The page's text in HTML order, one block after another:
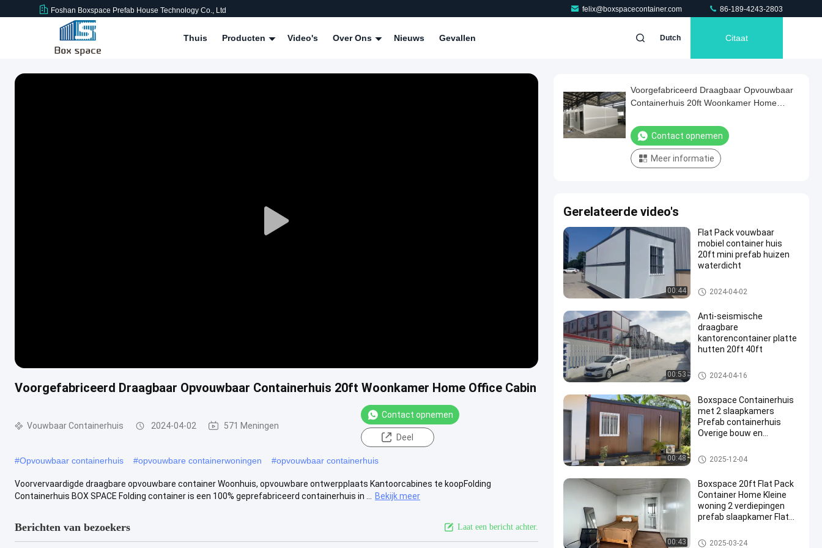
Foshan Boxspace Prefab House Technology Co., Ltd felix@boxspacecontainer.com 86-189-4243-2803
Thuis Producten Video's Over Ons Nieuws Gevallen Dutch Citaat
Play
Voorgefabriceerd Draagbaar Opvouwbaar Containerhuis 20ft Woonkamer Home Office Cabin
Vouwbaar Containerhuis 2024-04-02 571 Meningen
Contact opnemen
Deel
#Opvouwbaar containerhuis #opvouwbare containerwoningen #opvouwbaar containerhuis
Voorvervaardigde draagbare opvouwbare container Woonhuis, opvouwbare ontwerpplaats Kantoorcabines te koopFolding
Containerhuis BOX SPACE Folding container is een 100% geprefabriceerd containerhuis in ...
Bekijk meer
Berichten van bezoekers Laat een bericht achter.
Voorgefabriceerd Draagbaar Opvouwbaar
Containerhuis 20ft Woonkamer Home
Contact opnemen
Meer informatie
Gerelateerde video's
00:44
Flat Pack vouwbaar
mobiel container huis
20ft mini prefab huizen
waterdicht
Vouwbaar Containerhuis
2024-04-02
00:53
Anti-seismische
draagbare
kantorencontainer platte
hutten 20ft 40ft
Draagbare kantoorcontainer
2024-04-16
00:48
Boxspace Containerhuis
met 2 slaapkamers
Prefab containerhuis
Overige bouw en
Containerhuis met twee
verdiepingen
Afneembaar containerhuis
2025-12-04
00:43
Boxspace 20ft Flat Pack
Container Home Kleine
woning 2 verdiepingen
prefab slaapkamer Flat
Afneembaar containerhuis
2025-03-24